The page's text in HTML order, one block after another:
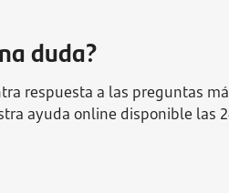
duda?
respuesta a las preguntas
ayuda online disponible las